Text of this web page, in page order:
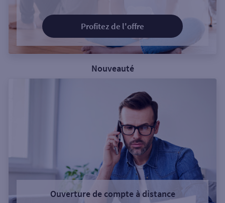
Profitez de l'offre
Nouveauté
Ouverture de compte à distance